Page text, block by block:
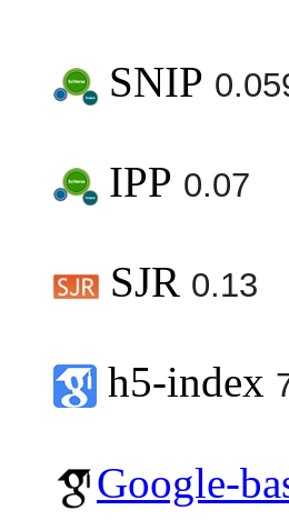
SNIP
IPP 0.07
SJR 0.13
h5-index
Google-